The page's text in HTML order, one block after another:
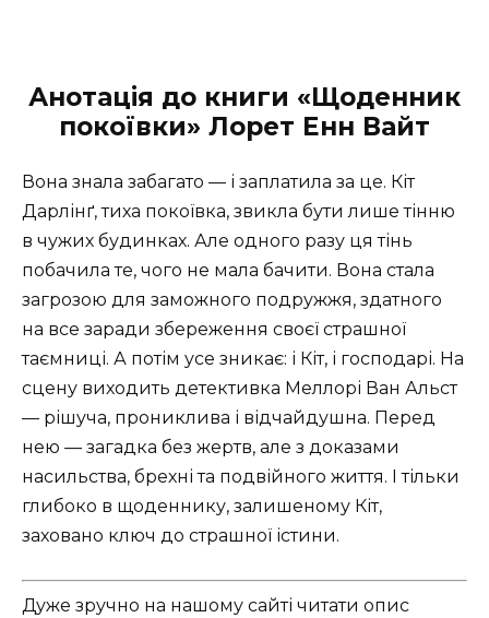
Анотація до книги «Щоденник
покоївки» Лорет Енн Вайт
Вона знала забагато — і заплатила за це. Кіт
Дарлінґ, тиха покоївка, звикла бути лише тінню
в чужих будинках. Але одного разу ця тінь
побачила те, чого не мала бачити. Вона стала
загрозою для заможного подружжя, здатного
на все заради збереження своєї страшної
таємниці. А потім усе зникає: і Кіт, і господарі. На
сцену виходить детективка Меллорі Ван Альст
— рішуча, прониклива і відчайдушна. Перед
нею — загадка без жертв, але з доказами
насильства, брехні та подвійного життя. І тільки
глибоко в щоденнику, залишеному Кіт,
заховано ключ до страшної істини.
Дуже зручно на нашому сайті читати опис